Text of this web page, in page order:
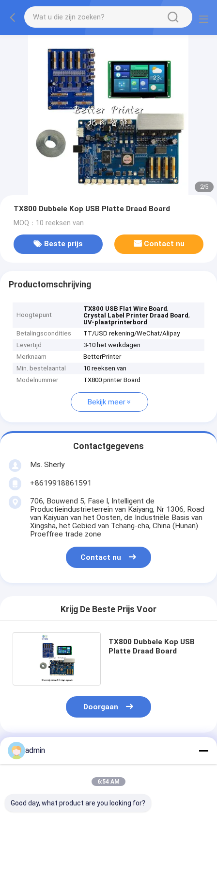
2/5
TX800 Dubbele Kop USB Platte Draad Board
MOQ：10 reeksen van
Beste prijs Contact nu
Productomschrijving
Hoogtepunt
TX800 USB Flat Wire Board,
Crystal Label Printer Draad Board,
UV-plaatprinterbord
Betalingscondities
TT/USD rekening/WeChat/Alipay
Levertijd
3-10 het werkdagen
Merknaam
BetterPrinter
Min. bestelaantal
10 reeksen van
Modelnummer
TX800 printer Board
Bekijk meer
Contactgegevens
Ms. Sherly
+8619918861591
706, Bouwend 5, Fase I, Intelligent de
Productieindustrieterrein van Kaiyang, Nr 1306, Road
van Kaiyuan van het Oosten, de Industriële Basis van
Xingsha, het Gebied van Tchang-cha, China (Hunan)
Proeffree trade zone
Contact nu
Krijg De Beste Prijs Voor
TX800 Dubbele Kop USB
Platte Draad Board
Doorgaan
Geadviseerde Producten
admin
6:54 AM
Good day, what product are you looking for?